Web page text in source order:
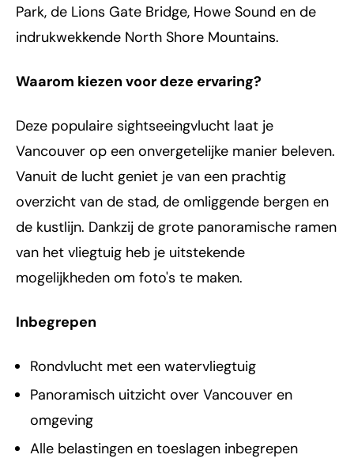
Park, de Lions Gate Bridge, Howe Sound en de
indrukwekkende North Shore Mountains.
Waarom kiezen voor deze ervaring?
Deze populaire sightseeingvlucht laat je
Vancouver op een onvergetelijke manier beleven.
Vanuit de lucht geniet je van een prachtig
overzicht van de stad, de omliggende bergen en
de kustlijn. Dankzij de grote panoramische ramen
van het vliegtuig heb je uitstekende
mogelijkheden om foto's te maken.
Inbegrepen
Rondvlucht met een watervliegtuig
Panoramisch uitzicht over Vancouver en
omgeving
Alle belastingen en toeslagen inbegrepen